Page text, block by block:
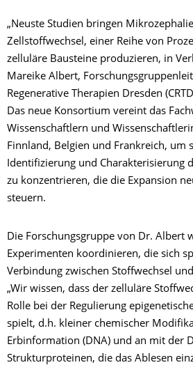
„Neuste Studien bringen
Zellstoffwechsel, einer Reihe von
zelluläre Bausteine produzieren, in
Mareike Albert,
Regenerative Therapien Dresden
Das neue Konsortium vereint das
Wissenschaftlern und
Finnland, Belgien und Frankreich, um
Identifizierung und Charakterisierung
zu konzentrieren, die die Expansion
steuern.
Die Forschungsgruppe von Dr. Albert
Experimenten koordinieren, die sich
Verbindung zwischen Stoffwechsel
„Wir wissen, dass der zelluläre
Rolle bei der Regulierung
spielt, d.h. kleiner chemischer
Erbinformation (DNA) und an mit der
Strukturproteinen, die das Ablesen